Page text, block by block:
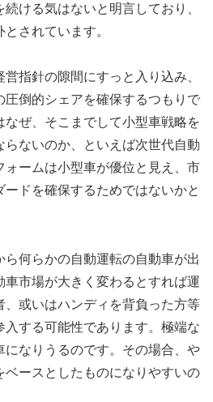
ける気はないと明言しており、
されています。
営指針の隙間にすっと入り込み、
圧倒的シェアを確保するつもりで
なぜ、そこまでして小型車戦略を
らないのか、といえば次世代自動
ォームは小型車が優位と見え、市
ドを確保するためではないかと
何らかの自動運転の自動車が出
車市場が大きく変わるとすれば運
、或いはハンディを背負った方等
入する可能性であります。極端な
になりうるのです。その場合、や
ベースとしたものになりやすいの